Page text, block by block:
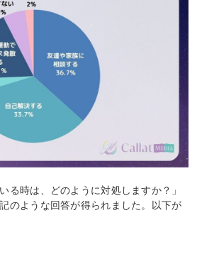
る時は、どのように対処しますか？」
のような回答が得られました。以下が